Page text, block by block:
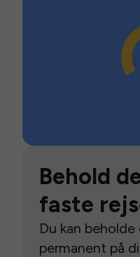
Behold
faste
Du kan
permanent på